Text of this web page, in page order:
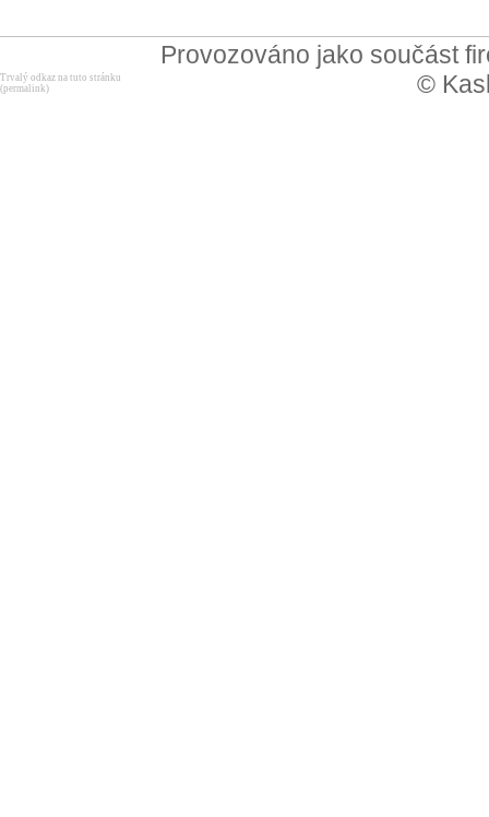
Provozováno jako součást
©
Trvalý odkaz na tuto stránku
(permalink)